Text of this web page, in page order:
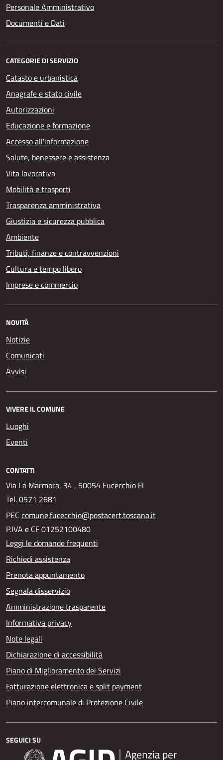
Personale Amministrativo
Documenti e Dati
CATEGORIE DI SERVIZIO
Catasto e urbanistica
Anagrafe e stato civile
Autorizzazioni
Educazione e formazione
Accesso all'informazione
Salute, benessere e assistenza
Vita lavorativa
Mobilità e trasporti
Trasparenza amministrativa
Giustizia e sicurezza pubblica
Ambiente
Tributi, finanze e contravvenzioni
Cultura e tempo libero
Imprese e commercio
NOVITÀ
Notizie
Comunicati
Avvisi
VIVERE IL COMUNE
Luoghi
Eventi
CONTATTI
Via La Marmora, 34 , 50054 Fucecchio FI
Tel.0571 2681
PEC comune.fucecchio@postacert.toscana.it
P.IVA e CF 01252100480
Leggi le domande frequenti
Richiedi assistenza
Prenota appuntamento
Segnala disservizio
Amministrazione trasparente
Informativa privacy
Note legali
Dichiarazione di accessibilità
Piano di Miglioramento dei Servizi
Fatturazione elettronica e split payment
Piano intercomunale di Protezione Civile
SEGUICI SU